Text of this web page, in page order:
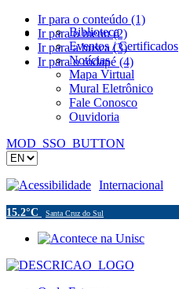
Ir para o conteúdo (1)
Ir para o menu (2)
Ir para a busca (3)
Ir para o rodapé (4)
Biblioteca
Eventos / Certificados
Notícias
Mapa Virtual
Mural Eletrônico
Fale Conosco
Ouvidoria
MOD_SSO_BUTTON
Acessibilidade Internacional
15.2°C Santa Cruz do Sul